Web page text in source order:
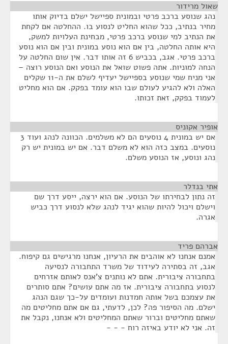
שאול מרידור
נהג שנוסע ברכב פרטי ובמונית ספיישל ישלם בדיוק אותו
מחיר בנתיב, ככל שהוא החליט לנסוע בו. ההחלטה אם לקחת
את הנתיב למי שנוסע ברכב פרטי, מבחינת העלויות למשק,
היא אותה החלטה, בין אם הוא נוסע במונית ובין אם הוא נוסע
ברכב פרטי. אגב, בכביש 6 זה אותו דבר. אין שום החלטה על
הנחה למוניות. אתה פשוט שואל את הנוסע ואם הנוסע רוצה –
אני מניח שמי שנוסע בספיישל יעדיף לשלם את ה-11 שקלים
האלה ולא להגיע לעולם שבו הוא עומד בפקק. אם הוא מחליט
לעמוד בפקק, זאת זכותו.
אופיר אקוניס
אם יש במונית 4 נוסעים הם לא משלמים. הכוונה לנהג ועוד 3
נוסעים. במצב כזה הוא לא משלם דבר. אם יש במונית יש רק
נהג ונוסע, אז הנוסע משלם.
אתי בנדלר
זה נתון לבחירתו של הנוסע. אם הוא ירצה, ייסע דרך שם
וישלם ויכול להיות שהוא יגיד לנהג שלא לנסוע דרך כביש
אגרה.
אברהם פריד
אמנם אנחנו לא אוהבים את הרעיון, אנחנו מרגישים גם קיפוח.
אגב, זה בסתירה לעידוד של משרד התחבורה לנסיעה
בתחבורה ציבורית. אתם לא נותנים צ'אנס לאותם אזרחים
לנסוע בתחבורה ציבורית. אז מה אתם עושים? אתם סותרים
את עצמכם בשל אותה חמדנות ועומדים על-כך שגם הנהג
ישלם. מה הסיפור פה? לכן, לדעתי, גם אם אתם מחליטים מה
שאתם מחליטים וברור שאתם המחליטים ולא אנחנו, נקבל את
זה. אני לא יודע באיזה רוח - - -